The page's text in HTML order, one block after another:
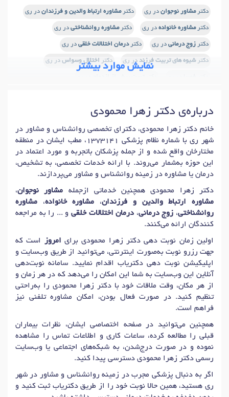
دکترمشاور نوجوان در ری دکترمشاوره ارتباط والدین و فرزندان در ری
دکترمشاوره خانواده در ری دکترمشاوره روانشناختی در ری
دکتر زوج درمانی در ری دکتردرمان اختلالات خلقی در ری
دکترشیوه های تربیت فرزند در ری دکتر اختلال وسواس در ری
دکترغربالگری اضطراب کودکان در ری دکتر
دکتر مدیریت استرس در ری دکتر افسردگی
دکتراسترسدر ری دکترافسردگی پس از زایماندر ری
درمان اختلالات اضطرابی و استرس در ری
دکترافسردگی های مزمن و شدیددر ری
نمایش موارد بیشتر
درباره‌ی دکتر زهرا محمودی
خانم دکتر زهرا محمودی، دکترای تخصصی روانشناس و مشاور در
شهر ری با شماره نظام پزشکی 1373141، مطب ایشان در منطقه
مختارخان واقع شده و از جمله پزشکان باتجربه و مورد اعتماد در
این حوزه به‌شمار می‌روند. با ارائه خدمات تخصصی، به تشخیص،
درمان یا مشاوره در زمینه روانشناس و مشاور می‌پردازند.
دکتر زهرا محمودی همچنین خدماتی ازجمله مشاور نوجوان،
مشاوره ارتباط والدین و فرزندان، مشاوره خانواده، مشاوره
روانشناختی، زوج درمانی، درمان اختلالات خلقی و ... را به مراجعه
کنندگان ارائه می‌کنند.
اولین زمان نوبت دهی دکتر زهرا محمودی برای امروز
است که
جهت رزرو نوبت به‌صورت اینترنتی، می‌توانید از طریق وب‌سایت و
اپلیکیشن نوبت دهی دکتریاب اقدام نمایید. سامانه نوبت‌دهی
آنلاین این وب‌سایت به شما این امکان را می‌دهد که در هر زمان و
از هر مکان، وقت ملاقات خود با دکتر زهرا محمودی را به‌راحتی
تنظیم کنید. در صورت فعال بودن، امکان مشاوره تلفنی نیز
فراهم است.
همچنین می‌توانید در صفحه اختصاصی ایشان، نظرات بیماران
قبلی را مطالعه کرده، ساعات کاری و اطلاعات تماس را مشاهده
نموده و در صورت درج‌شدن، به شبکه‌های اجتماعی یا وب‌سایت
رسمی دکتر زهرا محمودی دسترسی پیدا کنید.
اگر به دنبال پزشکی مجرب در زمینه روانشناس و مشاور در شهر
ری هستید، همین حالا نوبت خود را از طریق دکتریاب ثبت کنید و